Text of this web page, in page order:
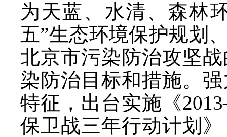
为天蓝、水清、森林
五”生态环境保护规划
北京市污染防治攻坚
染防治目标和措施。
特征，出台实施《
保卫战三年行动计划